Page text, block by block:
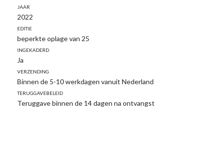
Jaar
2022
Editie
beperkte oplage van 25
Ingekaderd
Ja
Verzending
Binnen de 5-10 werkdagen vanuit Nederland
Teruggavebeleid
Teruggave binnen de 14 dagen na ontvangst